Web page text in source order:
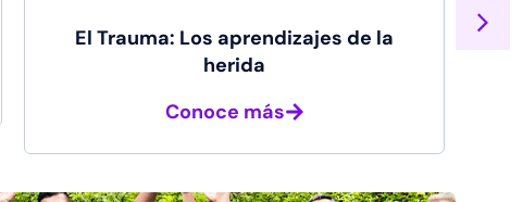
El Trauma: Los aprendizajes de la
herida
Conoce más